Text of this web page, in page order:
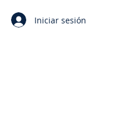
Iniciar sesión